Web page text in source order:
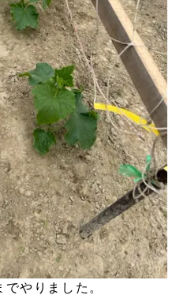
やりました。